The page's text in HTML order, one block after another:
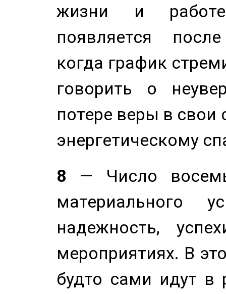
жизни и
появляется
когда график
говорить о
потере веры в свои
энергетическому
8 — Число
материального
надежность,
мероприятиях. В
будто сами идут в